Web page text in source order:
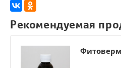
Рекомендуемая